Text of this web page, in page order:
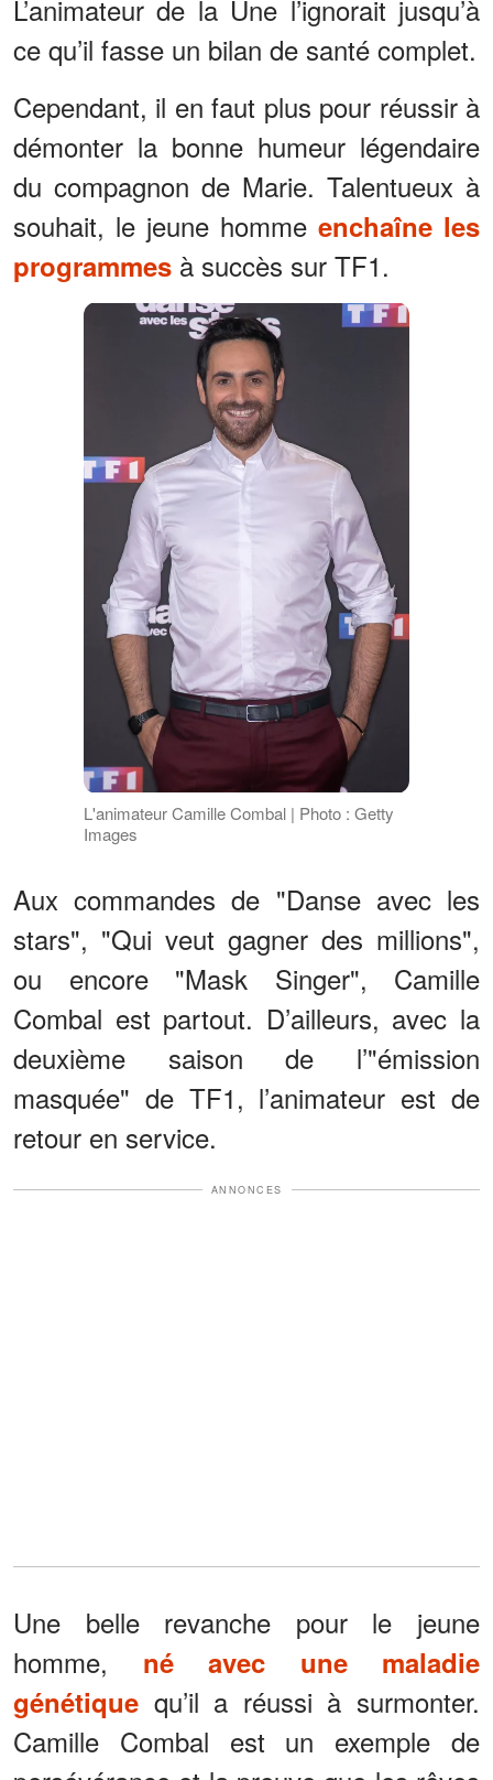
L’animateur de la Une l’ignorait jusqu’à
ce qu’il fasse un bilan de santé complet.
Cependant, il en faut plus pour réussir à
démonter la bonne humeur légendaire
du compagnon de Marie. Talentueux à
souhait, le jeune homme enchaîne les
programmes à succès sur TF1.
L'animateur Camille Combal | Photo : Getty
Images
Aux commandes de "Danse avec les
stars", "Qui veut gagner des millions",
ou encore "Mask Singer", Camille
Combal est partout. D’ailleurs, avec la
deuxième saison de l’"émission
masquée" de TF1, l’animateur est de
retour en service.
ANNONCES
Une belle revanche pour le jeune
homme, né avec une maladie
génétique qu’il a réussi à surmonter.
Camille Combal est un exemple de